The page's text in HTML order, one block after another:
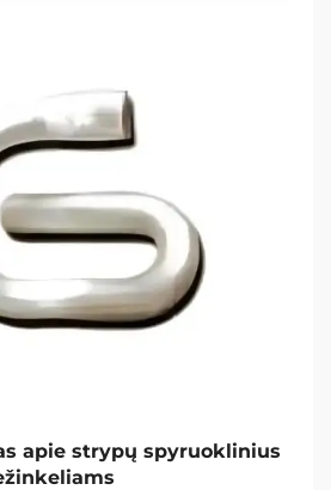
apie strypų spyruoklinius